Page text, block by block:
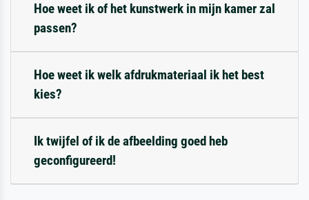
Hoe weet ik of het kunstwerk in mijn kamer zal
passen?
Hoe weet ik welk afdrukmateriaal ik het best
kies?
Ik twijfel of ik de afbeelding goed heb
geconfigureerd!